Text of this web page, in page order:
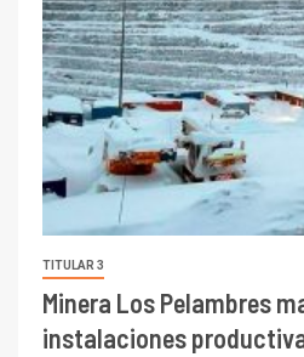
TITULAR 3
Minera Los Pelambres
instalaciones